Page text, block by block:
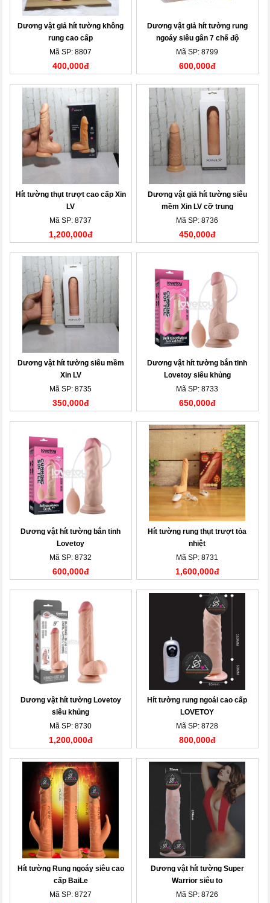
Dương vật giả hít tường không
rung cao cấp
Mã SP: 8807
400,000đ
Dương vật giả hít tường rung
ngoáy siêu gân 7 chế độ
Mã SP: 8799
600,000đ
Hít tường thụt trượt cao cấp Xin
LV
Mã SP: 8737
1,200,000đ
Dương vật giả hít tường siêu
mềm Xin LV cỡ trung
Mã SP: 8736
450,000đ
Dương vật hít tường siêu mềm
Xin LV
Mã SP: 8735
350,000đ
Dương vật hít tường bắn tinh
Lovetoy siêu khủng
Mã SP: 8733
650,000đ
Dương vật hít tường bắn tinh
Lovetoy
Mã SP: 8732
600,000đ
Hít tường rung thụt trượt tỏa
nhiệt
Mã SP: 8731
1,600,000đ
Dương vật hít tường Lovetoy
siêu khủng
Mã SP: 8730
1,200,000đ
Hít tường rung ngoái cao cấp
LOVETOY
Mã SP: 8728
800,000đ
Hít tường Rung ngoáy siêu cao
cấp BaiLe
Mã SP: 8727
Dương vật hít tường Super
Warrior siêu to
Mã SP: 8726